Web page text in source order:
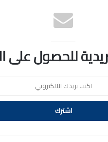
للحصول على